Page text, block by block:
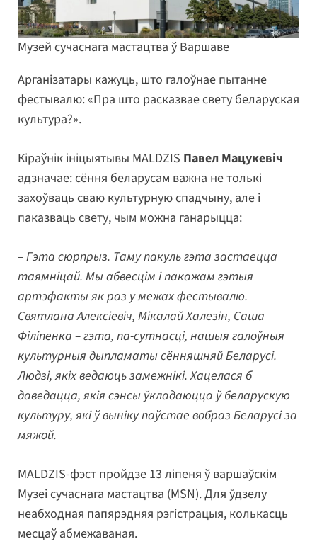
Музей сучаснага мастацтва ў Варшаве
Арганізатары кажуць, што галоўнае пытанне
фестывалю: «Пра што расказвае свету беларуская
культура?».
Кіраўнік ініцыятывы MALDZIS Павел Мацукевіч
адзначае: сёння беларусам важна не толькі
захоўваць сваю культурную спадчыну, але і
паказваць свету, чым можна ганарыцца:
– Гэта сюрпрыз. Таму пакуль гэта застаецца
таямніцай. Мы абвесцім і пакажам гэтыя
артэфакты як раз у межах фестывалю.
Святлана Алексіевіч, Мікалай Халезін, Саша
Філіпенка – гэта, па-сутнасці, нашыя галоўныя
культурныя дыпламаты сённяшняй Беларусі.
Людзі, якіх ведаюць замежнікі. Хацелася б
даведацца, якія сэнсы ўкладаюцца ў беларускую
культуру, які ў выніку паўстае вобраз Беларусі за
мяжой.
MALDZIS-фэст пройдзе 13 ліпеня ў варшаўскім
Музеі сучаснага мастацтва (MSN). Для ўдзелу
неабходная папярэдняя рэгістрацыя, колькасць
месцаў абмежаваная.